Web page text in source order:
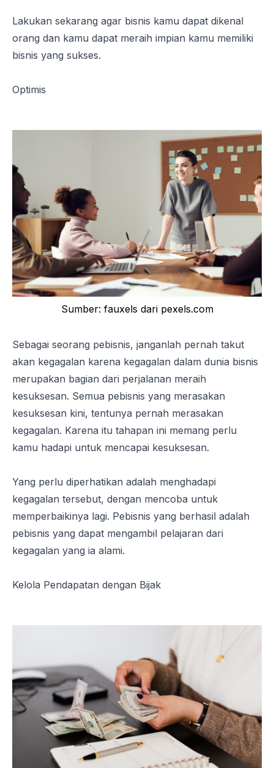
Lakukan sekarang agar bisnis kamu dapat dikenal
orang dan kamu dapat meraih impian kamu memiliki
bisnis yang sukses.
Optimis
Sumber: fauxels dari pexels.com
Sebagai seorang pebisnis, janganlah pernah takut
akan kegagalan karena kegagalan dalam dunia bisnis
merupakan bagian dari perjalanan meraih
kesuksesan. Semua pebisnis yang merasakan
kesuksesan kini, tentunya pernah merasakan
kegagalan. Karena itu tahapan ini memang perlu
kamu hadapi untuk mencapai kesuksesan.
Yang perlu diperhatikan adalah menghadapi
kegagalan tersebut, dengan mencoba untuk
memperbaikinya lagi. Pebisnis yang berhasil adalah
pebisnis yang dapat mengambil pelajaran dari
kegagalan yang ia alami.
Kelola Pendapatan dengan Bijak